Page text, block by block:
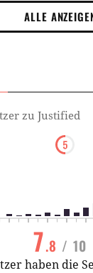
ALLE
zu Justified
7.8 / 10
haben die